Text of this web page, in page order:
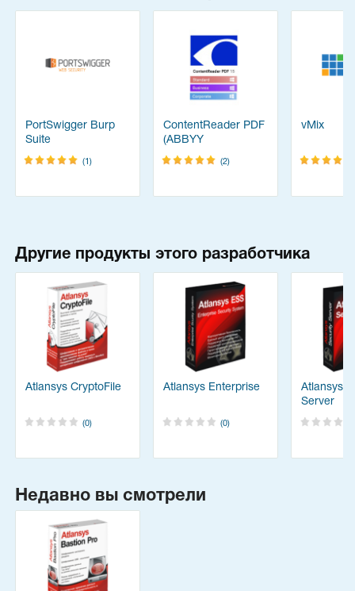
PortSwigger Burp
Suite
(1)
ContentReader PDF
(ABBYY
FineReader)
(2)
vMix
Другие продукты этого разработчика
Atlansys CryptoFile
(0)
Atlansys Enterprise
(0)
Atlansys
Server
Недавно вы смотрели